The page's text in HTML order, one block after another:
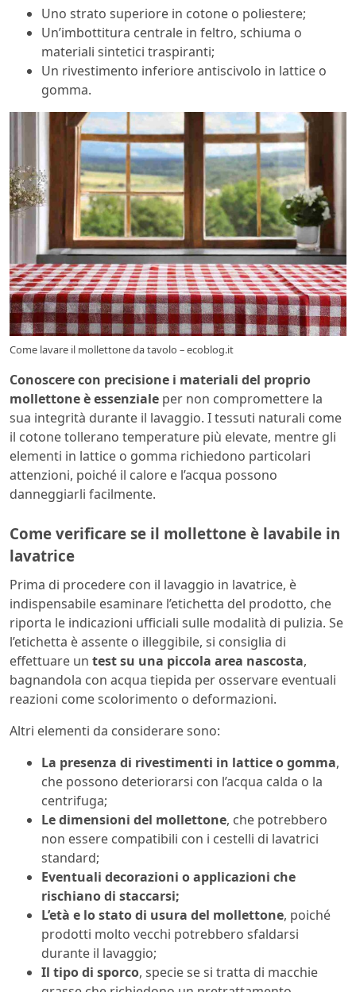
Uno strato superiore in cotone o poliestere;
Un’imbottitura centrale in feltro, schiuma o
materiali sintetici traspiranti;
Un rivestimento inferiore antiscivolo in lattice o
gomma.
Come lavare il mollettone da tavolo – ecoblog.it
Conoscere con precisione i materiali del proprio
mollettone è essenziale per non compromettere la
sua integrità durante il lavaggio. I tessuti naturali come
il cotone tollerano temperature più elevate, mentre gli
elementi in lattice o gomma richiedono particolari
attenzioni, poiché il calore e l’acqua possono
danneggiarli facilmente.
Come verificare se il mollettone è lavabile in
lavatrice
Prima di procedere con il lavaggio in lavatrice, è
indispensabile esaminare l’etichetta del prodotto, che
riporta le indicazioni ufficiali sulle modalità di pulizia. Se
l’etichetta è assente o illeggibile, si consiglia di
effettuare un test su una piccola area nascosta,
bagnandola con acqua tiepida per osservare eventuali
reazioni come scolorimento o deformazioni.
Altri elementi da considerare sono:
La presenza di rivestimenti in lattice o gomma,
che possono deteriorarsi con l’acqua calda o la
centrifuga;
Le dimensioni del mollettone, che potrebbero
non essere compatibili con i cestelli di lavatrici
standard;
Eventuali decorazioni o applicazioni che
rischiano di staccarsi;
L’età e lo stato di usura del mollettone, poiché
prodotti molto vecchi potrebbero sfaldarsi
durante il lavaggio;
Il tipo di sporco, specie se si tratta di macchie